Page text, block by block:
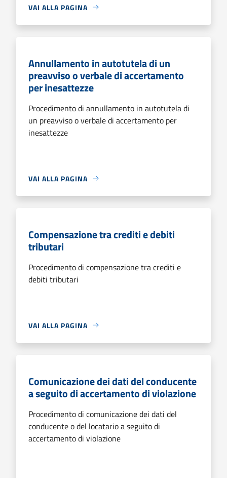
VAI ALLA PAGINA
Annullamento in autotutela di un
preavviso o verbale di accertamento
per inesattezze
Procedimento di annullamento in autotutela di
un preavviso o verbale di accertamento per
inesattezze
VAI ALLA PAGINA
Compensazione tra crediti e debiti
tributari
Procedimento di compensazione tra crediti e
debiti tributari
VAI ALLA PAGINA
Comunicazione dei dati del conducente
a seguito di accertamento di violazione
Procedimento di comunicazione dei dati del
conducente o del locatario a seguito di
accertamento di violazione